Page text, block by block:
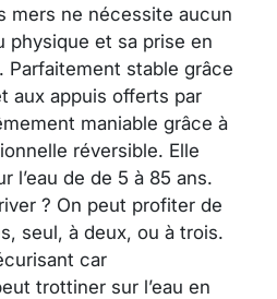
mers ne nécessite aucun
physique et sa prise en
Parfaitement stable grâce
aux appuis offerts par
maniable grâce à
réversible. Elle
l’eau de de 5 à 85 ans.
? On peut profiter de
seul, à deux, ou à trois.
car
trottiner sur l’eau en